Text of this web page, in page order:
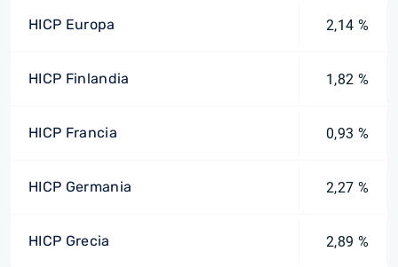
HICP Europa 2,14 %
HICP Finlandia 1,82 %
HICP Francia 0,93 %
HICP Germania 2,27 %
HICP Grecia 2,89 %